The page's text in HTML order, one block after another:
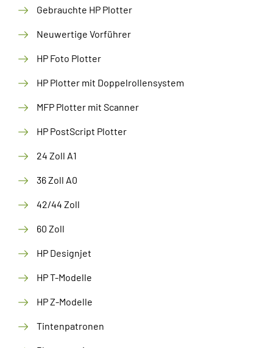
Gebrauchte HP Plotter
Neuwertige Vorführer
HP Foto Plotter
HP Plotter mit Doppelrollensystem
MFP Plotter mit Scanner
HP PostScript Plotter
24 Zoll A1
36 Zoll A0
42/44 Zoll
60 Zoll
HP Designjet
HP T-Modelle
HP Z-Modelle
Tintenpatronen